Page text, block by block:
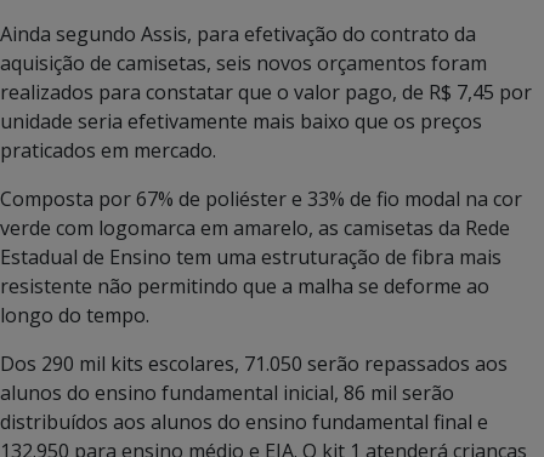
Ainda segundo Assis, para efetivação do contrato da
aquisição de camisetas, seis novos orçamentos foram
realizados para constatar que o valor pago, de R$ 7,45 por
unidade seria efetivamente mais baixo que os preços
praticados em mercado.
Composta por 67% de poliéster e 33% de fio modal na cor
verde com logomarca em amarelo, as camisetas da Rede
Estadual de Ensino tem uma estruturação de fibra mais
resistente não permitindo que a malha se deforme ao
longo do tempo.
Dos 290 mil kits escolares, 71.050 serão repassados aos
alunos do ensino fundamental inicial, 86 mil serão
distribuídos aos alunos do ensino fundamental final e
132.950 para ensino médio e EJA. O kit 1 atenderá crianças